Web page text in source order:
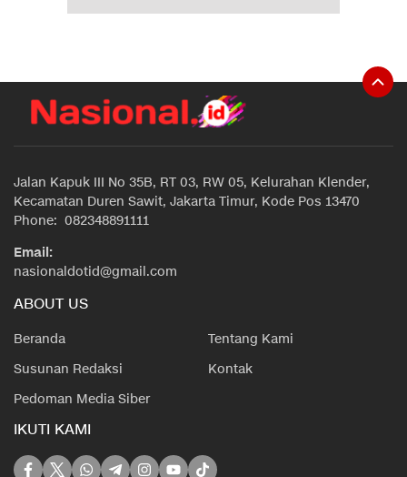
Jalan Kapuk III No 35B, RT 03, RW 05, Kelurahan Klender,
Kecamatan Duren Sawit, Jakarta Timur, Kode Pos 13470
Phone: 082348891111
Email:
nasionaldotid@gmail.com
ABOUT US
Beranda
Tentang Kami
Susunan Redaksi
Kontak
Pedoman Media Siber
IKUTI KAMI